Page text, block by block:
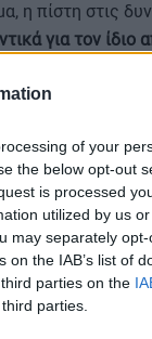
of your
the below opt-out
is processed
utilized by us
may separately
the IAB’s list of
parties on the
parties.
η πίστη στις
για τον ίδιο
του, γεγονός που
το να έχει ένα
και οι
.